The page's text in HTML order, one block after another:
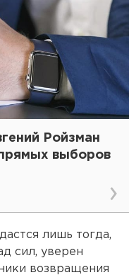
Ройзман
выборов
лишь тогда,
сил, уверен
возвращения